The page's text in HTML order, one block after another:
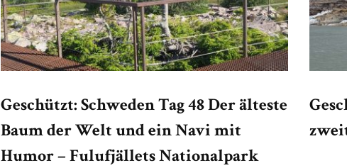
Geschützt: Schweden Tag 48 Der älteste
Baum der Welt und ein Navi mit
Humor – Fulufjällets Nationalpark